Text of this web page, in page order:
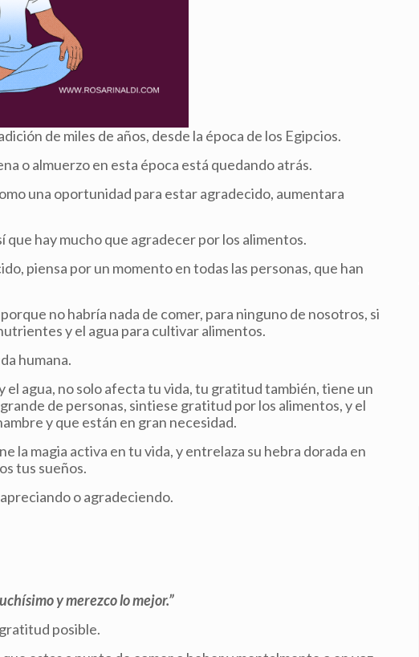
de miles de años, desde la época de los Egipcios.
o almuerzo en esta época está quedando atrás.
una oportunidad para estar agradecido, aumentara
hay mucho que agradecer por los alimentos.
piensa por un momento en todas las personas, que han
no habría nada de comer, para ninguno de nosotros, si
y el agua para cultivar alimentos.
humana.
agua, no solo afecta tu vida, tu gratitud también, tiene un
de personas, sintiese gratitud por los alimentos, y el
y que están en gran necesidad.
la magia activa en tu vida, y entrelaza su hebra dorada en
tus sueños.
o agradeciendo.
y merezco lo mejor.”
posible.